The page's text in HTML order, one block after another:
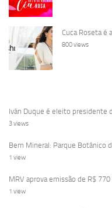
Cuca Roseta é
800 views
Iván Duque é eleito presidente
3 views
Bem Mineral: Parque Botânico
1 view
MRV aprova emissão de R$
1 view